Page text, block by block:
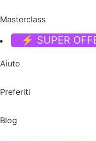
Masterclass
⚡ SUPER
Aiuto
Preferiti
Blog